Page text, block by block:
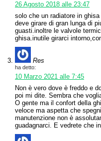
26 Agosto 2018 alle 23:47
solo che un radiatore in
deve girare di gran lunga di
guasti.inoltre le valvole
ghisa.inutile girarci
Res
ha detto:
10 Marzo 2021 alle 7:45
Non è vero dove è freddo e
poi mi dite. Sembra che
O gente ma il confort della
veloce ma aspetta che
manutenzione non è
guadagnarci. E vedrete che